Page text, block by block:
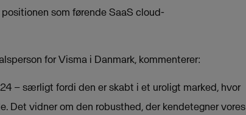
som førende SaaS cloud-
for Visma i Danmark, kommenterer:
– særligt fordi den er skabt i et uroligt marked, hvor
Det vidner om den robusthed, der kendetegner vores